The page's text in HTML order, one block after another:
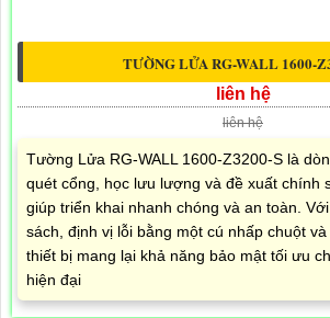
TƯỜNG LỬA RG-WALL 1600-
liên hệ
liên hệ
Tường Lửa RG-WALL 1600-Z3200-S là
quét cổng, học lưu lượng và đề xuất chính
giúp triển khai nhanh chóng và an toàn.
sách, định vị lỗi bằng một cú nhấp chuột và
thiết bị mang lại khả năng bảo mật tối ưu
hiện đại